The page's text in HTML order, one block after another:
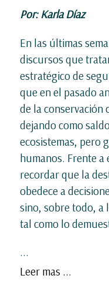
Por: Karla Díaz
En las últimas
discursos que
estratégico de
que en el pasado
de la conservación
dejando como
ecosistemas, pero
humanos. Frente a
recordar que la
obedece a
sino, sobre todo, a
tal como lo
...
Leer mas ...